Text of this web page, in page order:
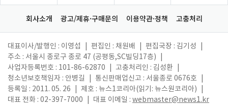
회사소개 광고/제휴·구매문의 이용약관·정책 고충처리
대표이사/발행인 : 이영섭 편집인 : 채원배 편집국장 : 김기성
주소 : 서울시 종로구 종로 47 (공평동,SC빌딩17층)
사업자등록번호 : 101-86-62870
고충처리인 : 김성환
청소년보호책임자 : 안병길
통신판매업신고 : 서울종로 0676호
등록일 : 2011. 05. 26
제호 : 뉴스1코리아(읽기: 뉴스원코리아)
대표 전화 : 02-397-7000
대표 이메일 : webmaster@news1.kr